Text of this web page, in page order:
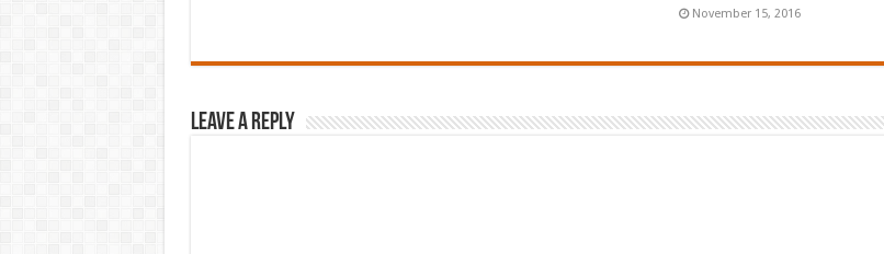
November 15, 2016
Leave a Reply